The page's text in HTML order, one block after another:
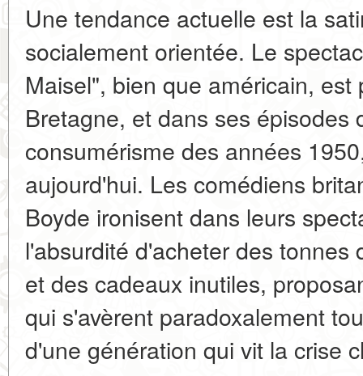
Une tendance actuelle est la
socialement orientée. Le
Maisel", bien que américain,
Bretagne, et dans ses épisodes
consumérisme des années
aujourd'hui. Les comédiens
Boyde ironisent dans leurs
l'absurdité d'acheter des
et des cadeaux inutiles,
qui s'avèrent paradoxalement
d'une génération qui vit la crise